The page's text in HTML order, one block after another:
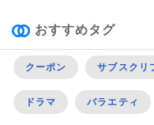
おすすめタグ
クーポン サブスクリ
ドラマ バラエティ